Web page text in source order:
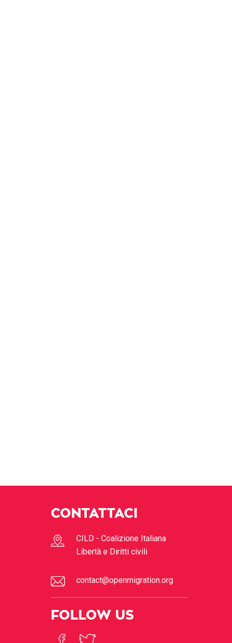
CONTATTACI
CILD - Coalizione Italiana
Libertà e Diritti civili
contact@openmigration.org
FOLLOW US